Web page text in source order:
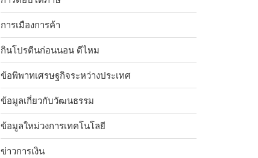
การเมืองการค้า
กินโปรตีนก่อนนอน ดีไหม
ข้อพิพาทเศรษฐกิจระหว่างประเทศ
ข้อมูลเกี่ยวกับวัฒนธรรม
ข้อมูลใหม่วงการเทคโนโลยี
ข่าวการเงิน